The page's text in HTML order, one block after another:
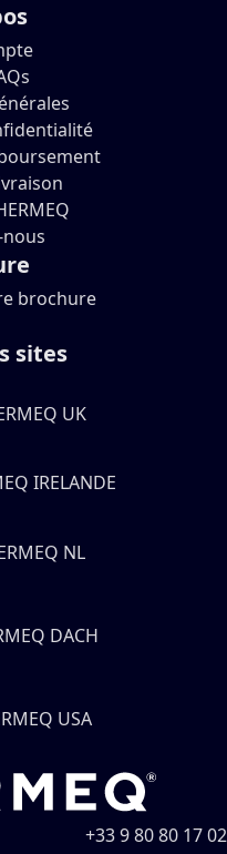
brochure
sites
UK
IRELANDE
NL
DACH
USA
+33 9 80 80 17 02